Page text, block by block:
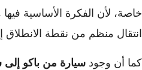
خاصة، لأن الفكرة الأساسية
انتقال منظم من نقطة
كما أن وجود سيارة من باكو